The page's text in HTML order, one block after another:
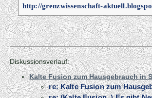
http://grenzwissenschaft-
Diskussionsverlauf:
Kalte Fusion zum Hausgebrauch in
re: Kalte Fusion zum